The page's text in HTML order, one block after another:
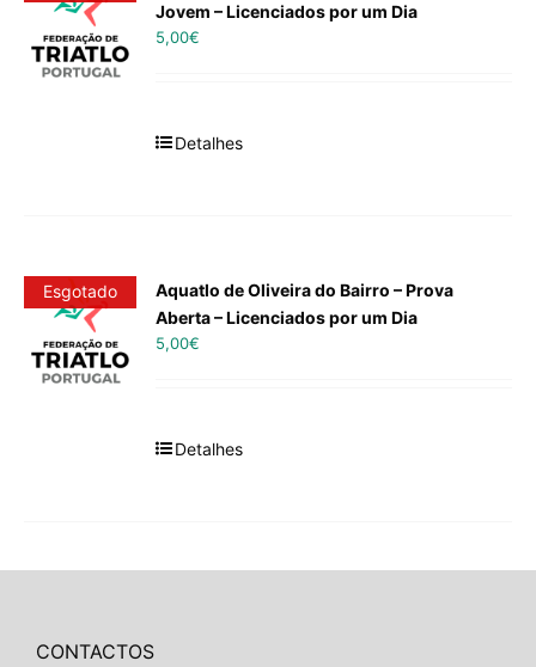
Jovem – Licenciados por um Dia
5,00€
Detalhes
Esgotado
Aquatlo de Oliveira do Bairro – Prova
Aberta – Licenciados por um Dia
5,00€
Detalhes
CONTACTOS